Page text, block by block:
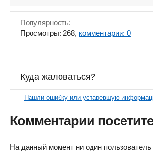
Популярность:
Просмотры: 268, комментарии: 0
Куда жаловаться?
Нашли ошибку или устаревшую
Комментарии
На данный момент ни один пользователь